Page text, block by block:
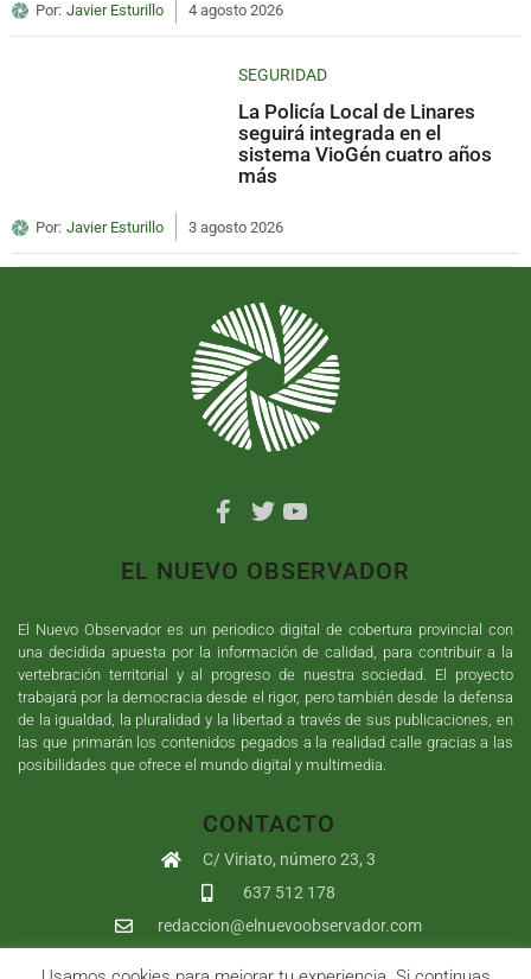
Por: Javier Esturillo 4 agosto 2026
SEGURIDAD
La Policía Local de Linares
seguirá integrada en el
sistema VioGén cuatro años
más
Por: Javier Esturillo 3 agosto 2026
EL NUEVO OBSERVADOR
El Nuevo Observador es un periodico digital de cobertura provincial con
una decidida apuesta por la información de calidad, para contribuir a la
vertebración territorial y al progreso de nuestra sociedad. El proyecto
trabajará por la democracia desde el rigor, pero también desde la defensa
de la igualdad, la pluralidad y la libertad a través de sus publicaciones, en
las que primarán los contenidos pegados a la realidad calle gracias a las
posibilidades que ofrece el mundo digital y multimedia.
CONTACTO
C/ Viriato, número 23, 3
637 512 178
redaccion@elnuevoobservador.com